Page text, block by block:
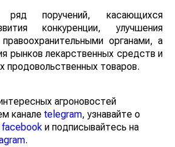
поручений, касающихся
конкуренции, улучшения
органами, а
рынков лекарственных средств и
продовольственных товаров.
агроновостей
канале telegram, узнавайте о
facebook и подписывайтесь на
.